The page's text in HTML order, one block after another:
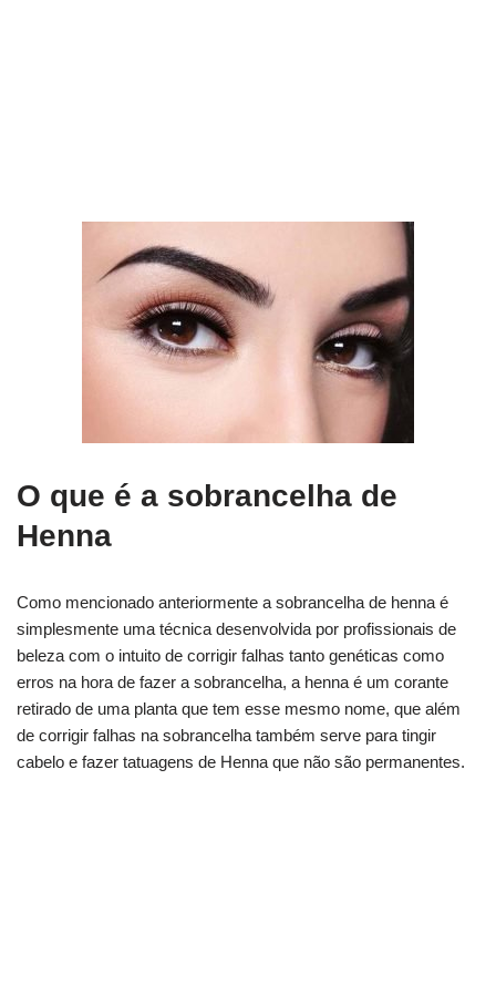
O que é a sobrancelha de
Henna
Como mencionado anteriormente a sobrancelha de henna é
simplesmente uma técnica desenvolvida por profissionais de
beleza com o intuito de corrigir falhas tanto genéticas como
erros na hora de fazer a sobrancelha, a henna é um corante
retirado de uma planta que tem esse mesmo nome, que além
de corrigir falhas na sobrancelha também serve para tingir
cabelo e fazer tatuagens de Henna que não são permanentes.